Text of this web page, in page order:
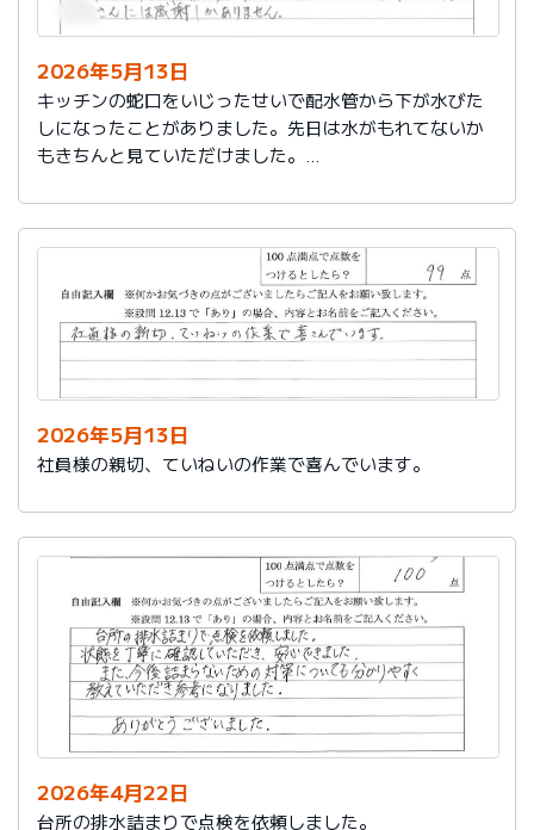
2026年5月13日
キッチンの蛇口をいじったせいで配水管から下が水びた
しになったことがありました。先日は水がもれてないか
もきちんと見ていただけました。
で知りました。
社員さんには感謝しかありません。
2026年5月13日
社員様の親切、ていねいの作業で喜んでいます。
2026年4月22日
台所の排水詰まりで点検を依頼しました。